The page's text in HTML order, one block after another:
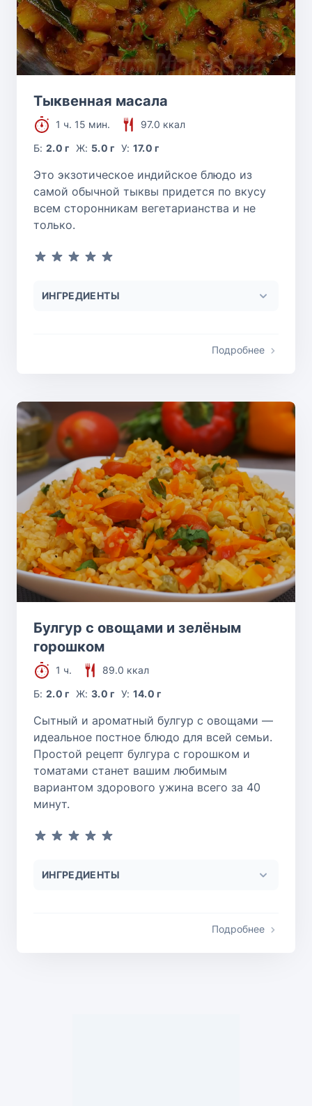
Тыквенная масала
1 ч. 15 мин.
97.0 ккал
Б:2.0 г Ж: 5.0 г У: 17.0 г
Это экзотическое индийское блюдо из
самой обычной тыквы придется по вкусу
всем сторонникам вегетарианства и не
только.
ИНГРЕДИЕНТЫ
Подробнее
Булгур с овощами и зелёным
горошком
1 ч.
89.0 ккал
Б:2.0 г Ж: 3.0 г У: 14.0 г
Сытный и ароматный булгур с овощами —
идеальное постное блюдо для всей семьи.
Простой рецепт булгура с горошком и
томатами станет вашим любимым
вариантом здорового ужина всего за 40
минут.
ИНГРЕДИЕНТЫ
Подробнее